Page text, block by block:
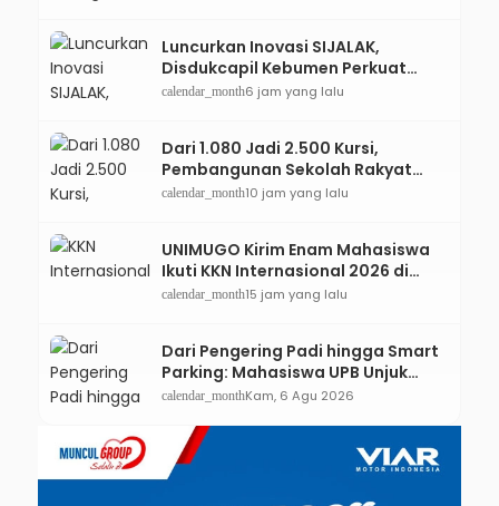
Luncurkan Inovasi SIJALAK,
Disdukcapil Kebumen Perkuat
Jejaring Literasi Adminduk hingga
calendar_month6 jam yang lalu
Dari 1.080 Jadi 2.500 Kursi,
Pembangunan Sekolah Rakyat
Kebumen Ditargetkan Mulai
calendar_month10 jam yang lalu
UNIMUGO Kirim Enam Mahasiswa
Ikuti KKN Internasional 2026 di
ASEAN dan Hong Kong
calendar_month15 jam yang lalu
Dari Pengering Padi hingga Smart
Parking: Mahasiswa UPB Unjuk
Gigi Lewat Pameran CODEX 2
calendar_monthKam, 6 Agu 2026